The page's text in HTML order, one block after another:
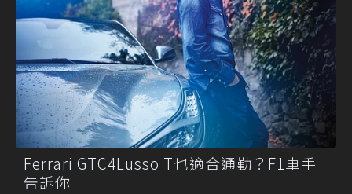
Ferrari GTC4Lusso T也適合通勤？F1車手
告訴你